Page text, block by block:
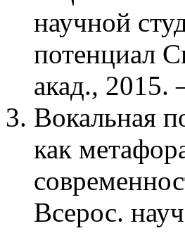
научной
потенциал
акад., 2015.
Вокальная
как
Всерос.